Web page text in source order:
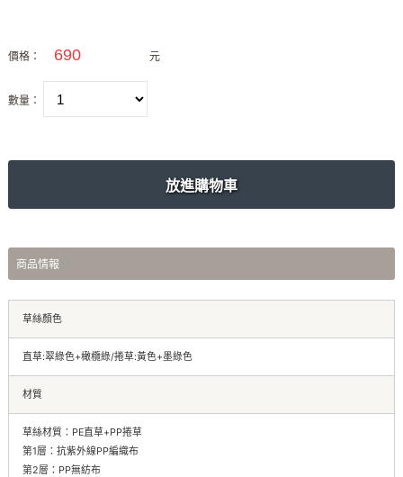
價格： 元
數量：
商品情報
草絲顏色
直草:翠綠色+橄欖綠/捲草:黃色+墨綠色
材質
草絲材質：PE直草+PP捲草
第1層：抗紫外線PP編織布
第2層：PP無紡布